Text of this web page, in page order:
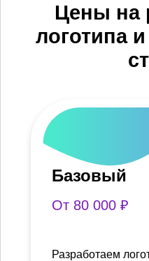
Цены на
логотипа
Базовый
От 80 000 ₽
Разработаем